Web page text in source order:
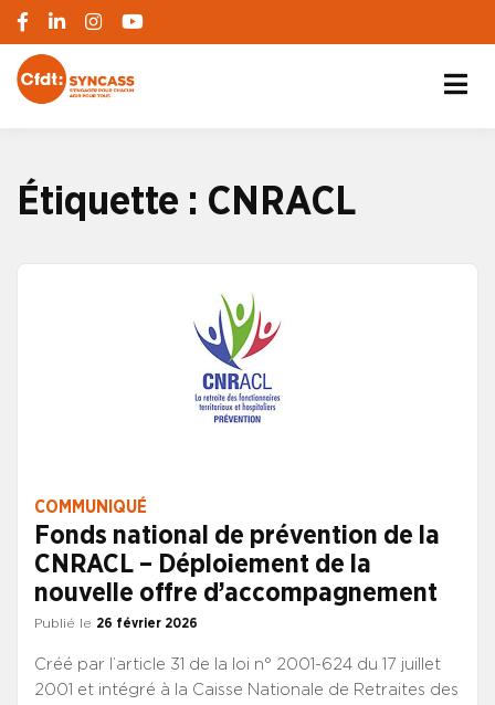
Étiquette : CNRACL
COMMUNIQUÉ
Fonds national de prévention de la
CNRACL – Déploiement de la
nouvelle offre d’accompagnement
Publié le 26 février 2026
Créé par l’article 31 de la loi n° 2001-624 du 17 juillet
2001 et intégré à la Caisse Nationale de Retraites des